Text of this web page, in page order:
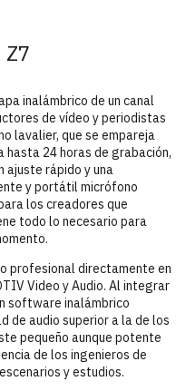
Z7
inalámbrico de un canal
de vídeo y periodistas
lavalier, que se empareja
24 horas de grabación,
ajuste rápido y una
y portátil micrófono
los creadores que
todo lo necesario para
profesional directamente en
Video y Audio. Al integrar
software inalámbrico
de audio superior a la de los
pequeño aunque potente
de los ingenieros de
y estudios.